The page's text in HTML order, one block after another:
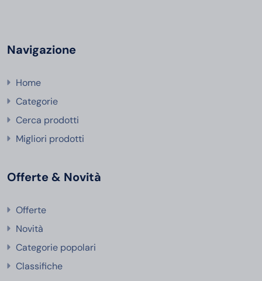
Navigazione
Home
Categorie
Cerca prodotti
Migliori prodotti
Offerte & Novità
Offerte
Novità
Categorie popolari
Classifiche